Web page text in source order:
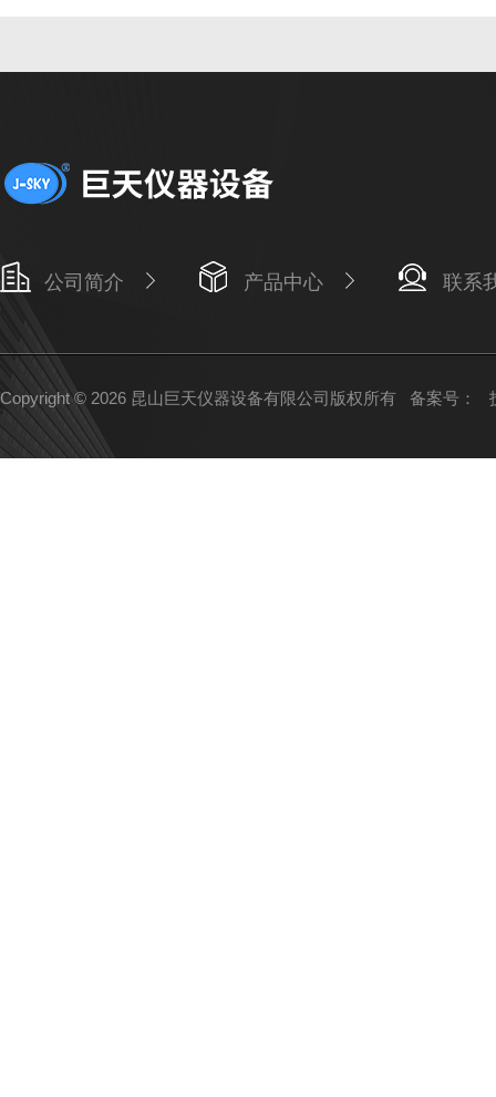
公司简介 产品中心 联系
Copyright © 2026 昆山巨天仪器设备有限公司版权所有 备案号：